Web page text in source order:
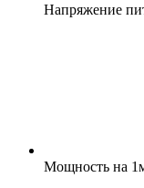
Напряжение
Мощность на